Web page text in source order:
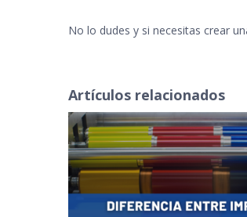
No lo dudes y si necesitas crear
Artículos relacionados